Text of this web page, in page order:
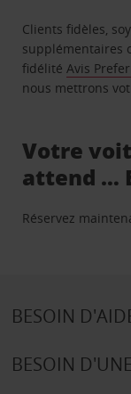
Clients fidèles,
supplémentaires
fidélitéAvis
nous mettrons
Votre
attend …
Réservez
BESOIN
BESOIN